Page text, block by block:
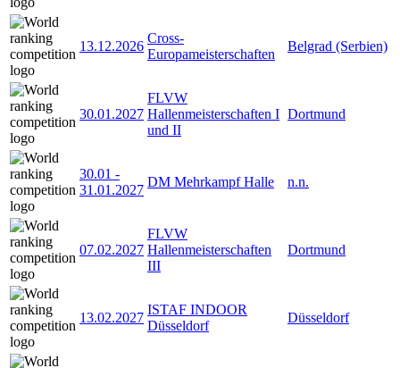
13.12.2026
Cross-
Europameisterschaften
Belgrad (Serbien)
30.01.2027
FLVW
Hallenmeisterschaften I
und II
Dortmund
30.01 -
31.01.2027
DM Mehrkampf Halle n.n.
07.02.2027
FLVW
Hallenmeisterschaften
III
Dortmund
13.02.2027
ISTAF INDOOR
Düsseldorf
Düsseldorf